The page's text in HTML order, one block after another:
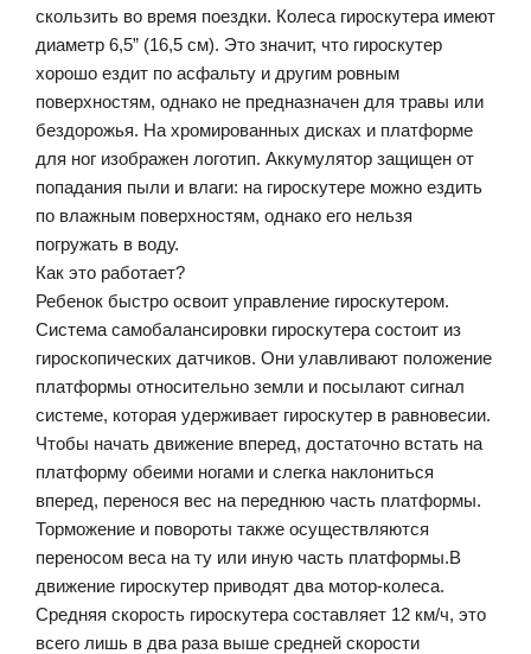
скользить во время поездки. Колеса гироскутера имеют
диаметр 6,5” (16,5 см). Это значит, что гироскутер
хорошо ездит по асфальту и другим ровным
поверхностям, однако не предназначен для травы или
бездорожья. На хромированных дисках и платформе
для ног изображен логотип. Аккумулятор защищен от
попадания пыли и влаги: на гироскутере можно ездить
по влажным поверхностям, однако его нельзя
погружать в воду.
Как это работает?
Ребенок быстро освоит управление гироскутером.
Система самобалансировки гироскутера состоит из
гироскопических датчиков. Они улавливают положение
платформы относительно земли и посылают сигнал
системе, которая удерживает гироскутер в равновесии.
Чтобы начать движение вперед, достаточно встать на
платформу обеими ногами и слегка наклониться
вперед, перенося вес на переднюю часть платформы.
Торможение и повороты также осуществляются
переносом веса на ту или иную часть платформы.В
движение гироскутер приводят два мотор-колеса.
Средняя скорость гироскутера составляет 12 км/ч, это
всего лишь в два раза выше средней скорости